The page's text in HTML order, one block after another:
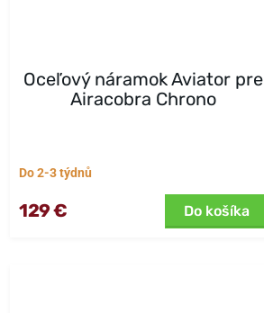
Oceľový náramok Aviator pre
Airacobra Chrono
Do 2-3 týdnů
129 € Do košíka